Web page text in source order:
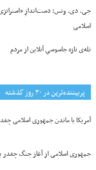
جی‌. دی. ونس؛ دست‌اندازِ
اسلامی
تله‌ی تازه جاسوسیِ آنلاین از مردم
پربیننده‌ترین‌ در ۳۰ روز گذشته
آمریکا با ماندن جمهوری اسلامی
جمهوری اسلامی از آغاز جنگ چقدر